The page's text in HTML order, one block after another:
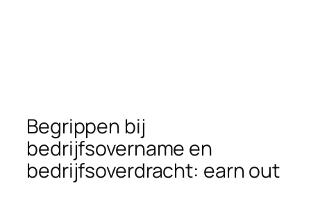
Begrippen bij
bedrijfsovername en
bedrijfsoverdracht: earn out